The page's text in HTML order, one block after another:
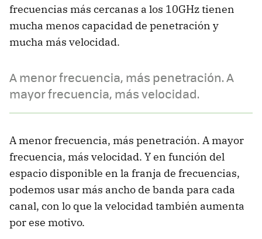
frecuencias más cercanas a los 10GHz tienen
mucha menos capacidad de penetración y
mucha más velocidad.
A menor frecuencia, más penetración. A
mayor frecuencia, más velocidad.
A menor frecuencia, más penetración. A mayor
frecuencia, más velocidad. Y en función del
espacio disponible en la franja de frecuencias,
podemos usar más ancho de banda para cada
canal, con lo que la velocidad también aumenta
por ese motivo.